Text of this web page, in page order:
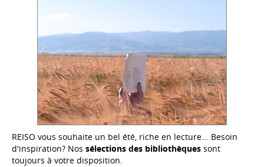
REISO vous souhaite un bel été, riche en lecture... Besoin
d'inspiration? Nos sélections des bibliothèques sont
toujours à votre disposition.